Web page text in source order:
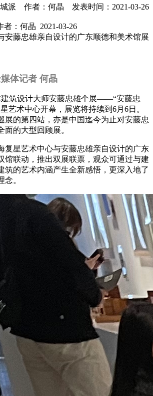
派 作者：何晶
发表时间：2021-03-26
者：何晶 2021-03-26
安藤忠雄亲自设计的广东顺德和美术馆展
体记者 何晶
建筑设计大师安藤忠雄个展——“安藤忠
艺术中心开幕，展览将持续到6月6日。
展的第四站，亦是中国迄今为止对安藤忠
面的大型回顾展。
复星艺术中心与安藤忠雄亲自设计的广东
馆联动，推出双展联票，观众可通过与建
筑的艺术内涵产生全新感悟，更深入地了
。